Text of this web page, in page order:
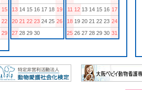
15
22
29
13 14 15 16 17 18 19
20 21 22 23 24 25 26
27 28 29 30
11 12 13 14 15 16 17
18 19 20 21 22 23 24
25 26 27 28 29 30 31